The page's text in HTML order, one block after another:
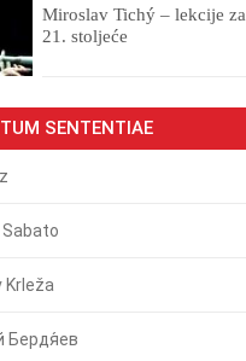
Miroslav Tichý – lekcije za
21. stoljeće
SENTENTIAE
Krleža
Бердя́ев